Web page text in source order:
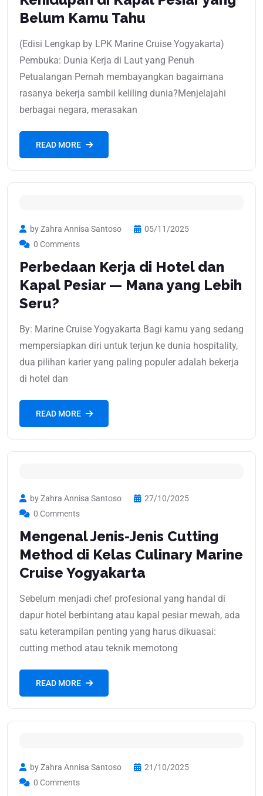
Belum Kamu Tahu
(Edisi Lengkap by LPK Marine Cruise Yogyakarta)
Pembuka: Dunia Kerja di Laut yang Penuh
Petualangan Pernah membayangkan bagaimana
rasanya bekerja sambil keliling dunia?Menjelajahi
berbagai negara, merasakan
READ MORE
by Zahra Annisa Santoso
05/11/2025
0 Comments
Perbedaan Kerja di Hotel dan
Kapal Pesiar — Mana yang Lebih
Seru?
By: Marine Cruise Yogyakarta Bagi kamu yang sedang
mempersiapkan diri untuk terjun ke dunia hospitality,
dua pilihan karier yang paling populer adalah bekerja
di hotel dan
READ MORE
by Zahra Annisa Santoso
27/10/2025
0 Comments
Mengenal Jenis-Jenis Cutting
Method di Kelas Culinary Marine
Cruise Yogyakarta
Sebelum menjadi chef profesional yang handal di
dapur hotel berbintang atau kapal pesiar mewah, ada
satu keterampilan penting yang harus dikuasai:
cutting method atau teknik memotong
READ MORE
by Zahra Annisa Santoso
21/10/2025
0 Comments